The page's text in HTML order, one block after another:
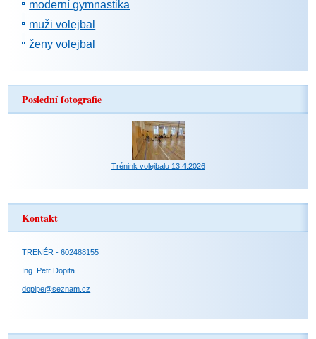
moderní gymnastika
muži volejbal
ženy volejbal
Poslední fotografie
Trénink volejbalu 13.4.2026
Kontakt
TRENÉR - 602488155
Ing. Petr Dopita
dopipe@seznam.cz